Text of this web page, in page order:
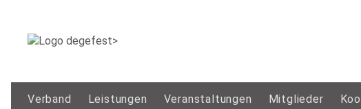
Verband Leistungen Veranstaltungen Mitglieder